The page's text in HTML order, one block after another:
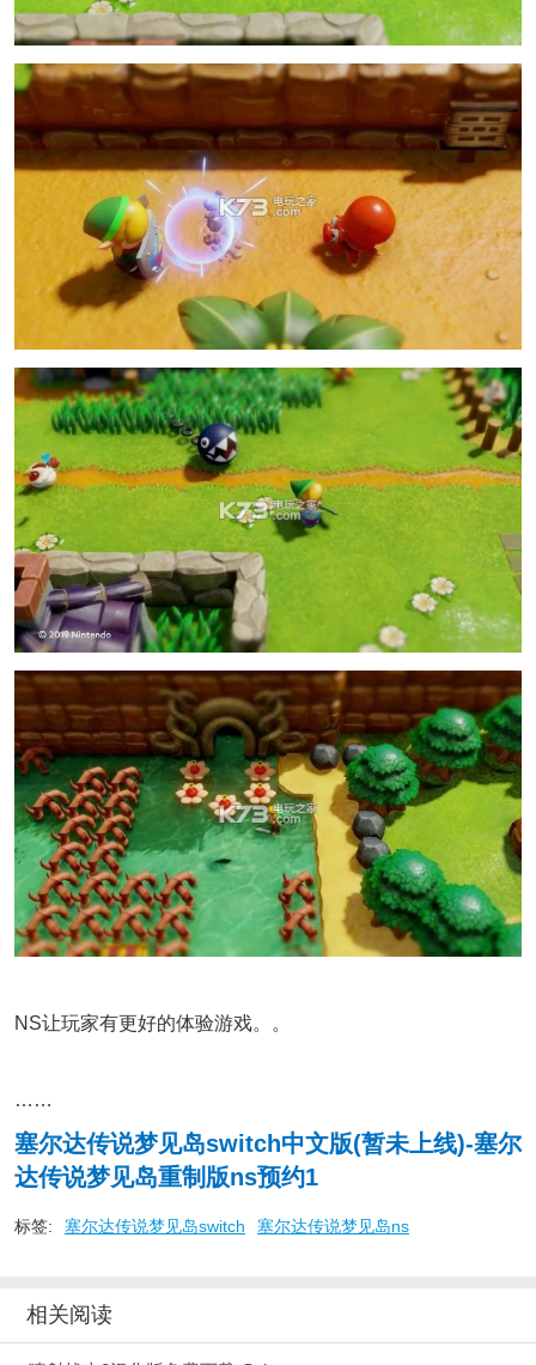
NS让玩家有更好的体验游戏。。
……
塞尔达传说梦见岛switch中文版(暂未上线)-塞尔
达传说梦见岛重制版ns预约1
标签: 塞尔达传说梦见岛switch 塞尔达传说梦见岛ns
相关阅读